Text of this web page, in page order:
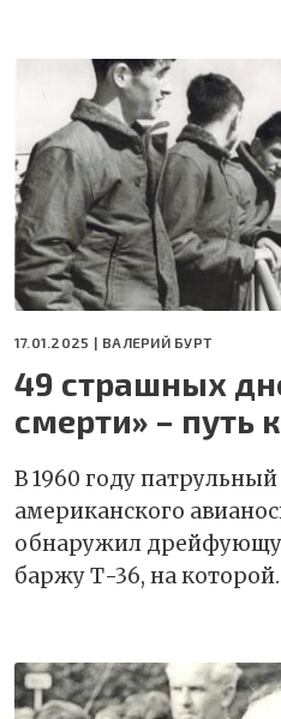
17.01.2025 | ВАЛЕРИЙ БУРТ
49 страшных
смерти» – путь
В 1960 году
американского
обнаружил
баржу Т-36, на